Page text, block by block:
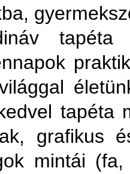
tapéta
grafikus
mintái